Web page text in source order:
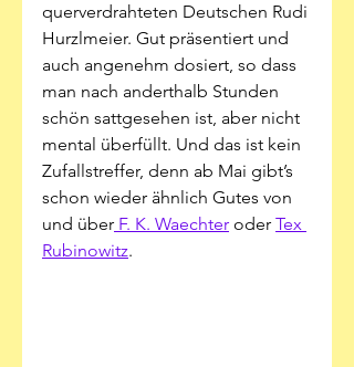
querverdrahteten Deutschen Rudi
Hurzlmeier. Gut präsentiert und
auch angenehm dosiert, so dass
man nach anderthalb Stunden
schön sattgesehen ist, aber nicht
mental überfüllt. Und das ist kein
Zufallstreffer, denn ab Mai gibt’s
schon wieder ähnlich Gutes von
und über F. K. Waechter oder Tex
Rubinowitz.